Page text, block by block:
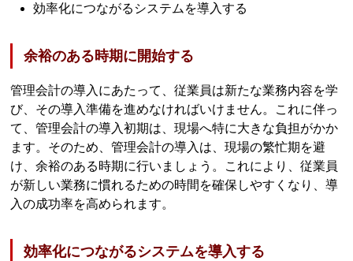
効率化につながるシステムを導入する
余裕のある時期に開始する
管理会計の導入にあたって、従業員は新たな業務内容を学
び、その導入準備を進めなければいけません。これに伴っ
て、管理会計の導入初期は、現場へ特に大きな負担がかか
ます。そのため、管理会計の導入は、現場の繁忙期を避
け、余裕のある時期に行いましょう。これにより、従業員
が新しい業務に慣れるための時間を確保しやすくなり、導
入の成功率を高められます。
効率化につながるシステムを導入する